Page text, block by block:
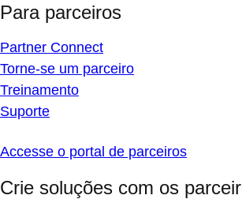
Para parceiros
Partner Connect
Torne-se um parceiro
Treinamento
Suporte
Accesse o portal de parceiros
Crie soluções com os